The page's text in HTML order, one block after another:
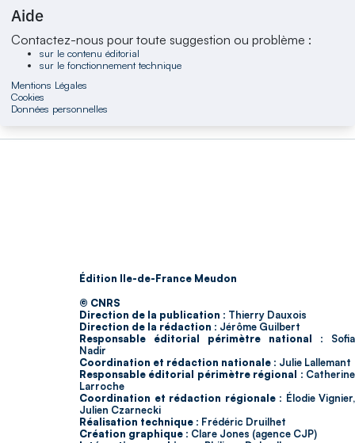
Aide
Contactez-nous pour toute suggestion ou problème :
sur le contenu éditorial
sur le fonctionnement technique
Mentions Légales
Cookies
Données personnelles
Édition Ile-de-France Meudon
© CNRS
Direction de la publication : Thierry Dauxois
Direction de la rédaction : Jérôme Guilbert
Responsable éditorial périmètre national : Sofia
Nadir
Coordination et rédaction nationale : Julie Lallemant
Responsable éditorial périmètre régional : Catherine
Larroche
Coordination et rédaction régionale : Élodie Vignier,
Julien Czarnecki
Réalisation technique : Frédéric Druilhet
Création graphique : Clare Jones (agence CJP)